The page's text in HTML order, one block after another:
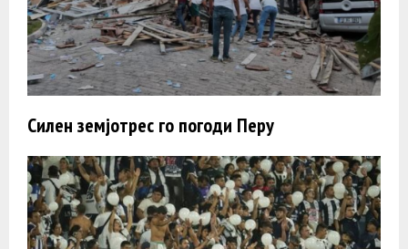
Силен земјотрес го погоди Перу